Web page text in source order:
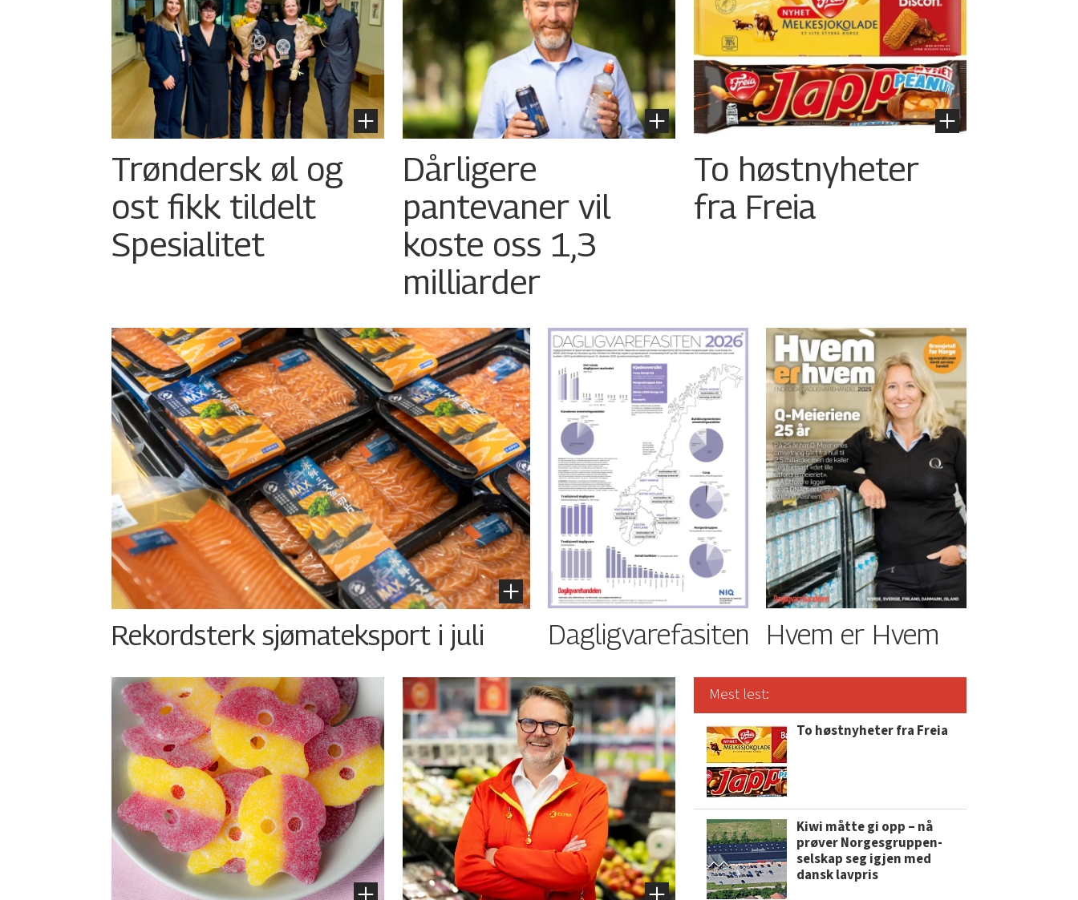
Trøndersk øl og
ost fikk tildelt
Spesialitet
Dårligere
pantevaner vil
koste oss 1,3
milliarder
To høstnyheter
fra Freia
Rekordsterk sjømateksport i juli Dagligvarefasiten Hvem er Hvem
Mest lest:
To høstnyheter fra Freia
Kiwi måtte gi opp – nå
prøver Norgesgruppen-
selskap seg igjen med
dansk lavpris